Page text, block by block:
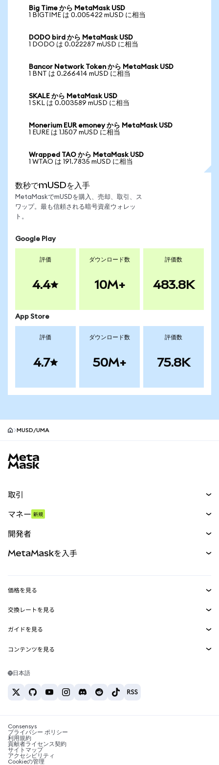
Big Time から MetaMask USD
1 BIGTIME は 0.005422 mUSD に相当
DODO bird から MetaMask USD
1 DODO は 0.022287 mUSD に相当
Bancor Network Token から MetaMask USD
1 BNT は 0.266414 mUSD に相当
SKALE から MetaMask USD
1 SKL は 0.003589 mUSD に相当
Monerium EUR emoney から MetaMask USD
1 EURE は 1.1507 mUSD に相当
Wrapped TAO から MetaMask USD
1 WTAO は 191.7835 mUSD に相当
数秒でmUSDを入手
MetaMaskでmUSDを購入、売却、取引、ス
ワップ。最も信頼される暗号資産ウォレッ
ト。
Google Play
評価
4.4
ダウンロード数
10M+
評価数
483.8K
App Store
評価
4.7
ダウンロード数
50M+
評価数
75.8K
MUSD/UMA
取引
パーペチュアル
RWA
マネー 新規
開発者
MetaMask Connect
Snaps
Web3サービス
MetaMaskを入手
セキュリティ
サポート
キャリア
お問い合わせ
価格を見る
イーサリアムの価格
Solanaの価格
Tetherの価格
交換レートを見る
ETH→USD
USDT→INR
BTC→INR
ETH→USDT
ガイドを見る
ETHの購入
USDTの購入
SHIBの購入
BNBの購入
コンテンツを見る
Solanaウォレット
税制関連ニュース
暗号資産の購入方法は？
ビットコインを売るには？
日本語
Consensys
プライバシー ポリシー
利用規約
貢献者ライセンス契約
サイトマップ
アクセシビリティ
Cookieの管理